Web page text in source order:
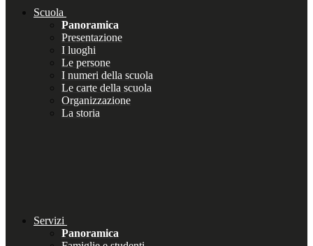
Scuola
Panoramica
Presentazione
I luoghi
Le persone
I numeri della scuola
Le carte della scuola
Organizzazione
La storia
Servizi
Panoramica